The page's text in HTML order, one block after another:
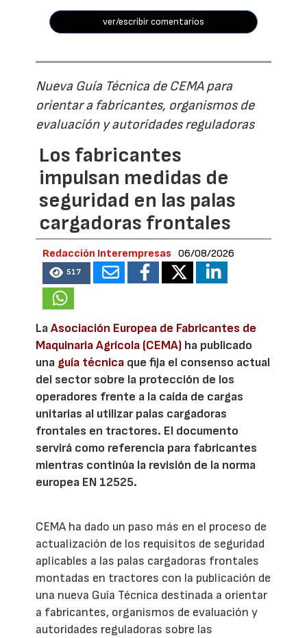
ver/escribir comentarios
Nueva Guía Técnica de CEMA para
orientar a fabricantes, organismos de
evaluación y autoridades reguladoras
Los fabricantes
impulsan medidas de
seguridad en las palas
cargadoras frontales
Redacción Interempresas 06/08/2026
517
LaAsociación Europea de Fabricantes de
Maquinaria Agrícola (CEMA) ha publicado
una guía técnica que fija el consenso actual
del sector sobre la protección de los
operadores frente a la caída de cargas
unitarias al utilizar palas cargadoras
frontales en tractores. El documento
servirá como referencia para fabricantes
mientras continúa la revisión de la norma
europea EN 12525.
CEMA ha dado un paso más en el proceso de
actualización de los requisitos de seguridad
aplicables a las palas cargadoras frontales
montadas en tractores con la publicación de
una nueva Guía Técnica destinada a orientar
a fabricantes, organismos de evaluación y
autoridades reguladoras sobre las